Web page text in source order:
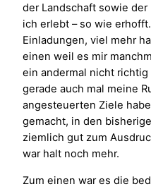
der Landschaft sowie
ich erlebt – so wie
Einladungen, viel mehr
einen weil es mir
ein andermal nicht
gerade auch mal meine
angesteuerten Ziele
gemacht, in den
ziemlich gut zum
war halt noch mehr.
Zum einen war es die